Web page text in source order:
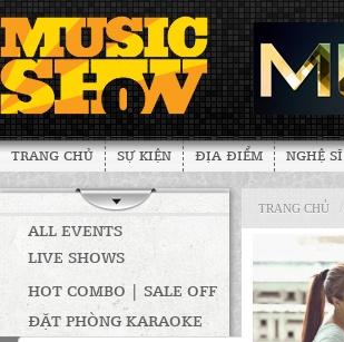
TRANG CHỦ SỰ KIỆN ĐỊA ĐIỂM NGHỆ SĨ
ALL EVENTS
LIVE SHOWS
HOT COMBO | SALE OFF
ĐẶT PHÒNG KARAOKE
TRANG CHỦ /